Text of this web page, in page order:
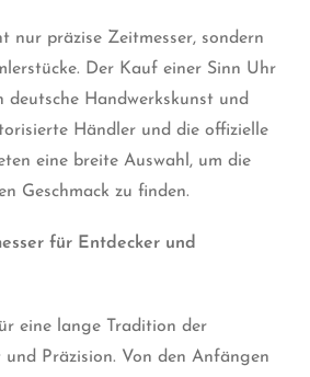
nur präzise Zeitmesser, sondern
Der Kauf einer Sinn Uhr
deutsche Handwerkskunst und
Händler und die offizielle
eine breite Auswahl, um die
Geschmack zu finden.
für Entdecker und
eine lange Tradition der
Präzision. Von den Anfängen